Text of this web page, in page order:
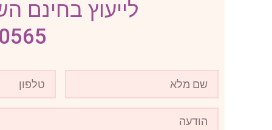
לייעוץ בחינם